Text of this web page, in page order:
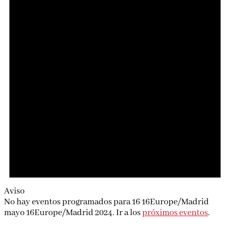
Aviso
No hay eventos programados para 16 16Europe/Madrid
mayo 16Europe/Madrid 2024. Ir a lospróximos eventos.